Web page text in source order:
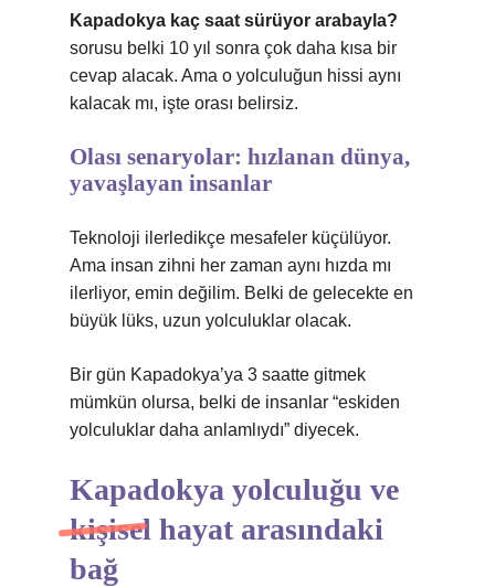
Kapadokya kaç saat sürüyor arabayla?
sorusu belki 10 yıl sonra çok daha kısa bir
cevap alacak. Ama o yolculuğun hissi aynı
kalacak mı, işte orası belirsiz.
Olası senaryolar: hızlanan dünya,
yavaşlayan insanlar
Teknoloji ilerledikçe mesafeler küçülüyor.
Ama insan zihni her zaman aynı hızda mı
ilerliyor, emin değilim. Belki de gelecekte en
büyük lüks, uzun yolculuklar olacak.
Bir gün Kapadokya’ya 3 saatte gitmek
mümkün olursa, belki de insanlar “eskiden
yolculuklar daha anlamlıydı” diyecek.
Kapadokya yolculuğu ve
kişisel hayat arasındaki
bağ